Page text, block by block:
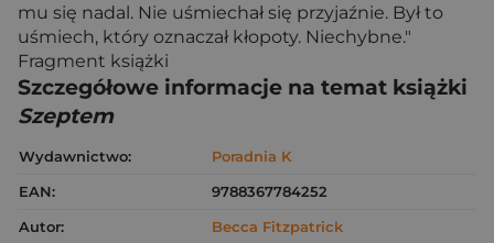
mu się nadal. Nie uśmiechał się przyjaźnie. Był to
uśmiech, który oznaczał kłopoty. Niechybne."
Fragment książki
Szczegółowe informacje na temat książki
Szeptem
Wydawnictwo:
Poradnia K
EAN:
9788367784252
Autor:
Becca Fitzpatrick